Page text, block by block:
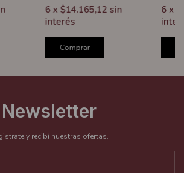
6 x $14.165,12 sin
interés
Comprar
6 x
Newsletter
y recibí nuestras ofertas.